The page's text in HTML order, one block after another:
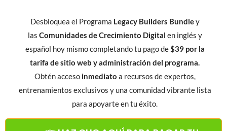
Desbloquea el Programa Legacy Builders Bundley
las Comunidades de Crecimiento Digital en inglés y
español hoy mismo completando tu pago de$39 por la
tarifa de sitio web y administración del programa.
Obtén acceso inmediato a recursos de expertos,
entrenamientos exclusivos y una comunidad vibrante lista
para apoyarte en tu éxito.